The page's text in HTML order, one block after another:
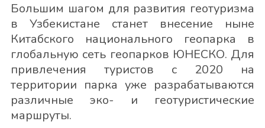
Большим шагом для развития геотуризма
в Узбекистане станет внесение ныне
Китабского национального геопарка в
глобальную сеть геопарков ЮНЕСКО. Для
привлечения туристов с 2020 на
территории парка уже разрабатываются
различные эко- и геотуристические
маршруты.